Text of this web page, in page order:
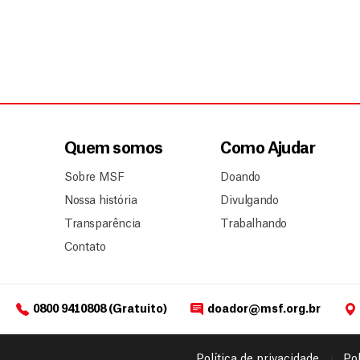
Quem somos
Sobre MSF
Nossa história
Transparência
Contato
Como Ajudar
Doando
Divulgando
Trabalhando
0800 9410808 (Gratuito) doador@msf.org.br